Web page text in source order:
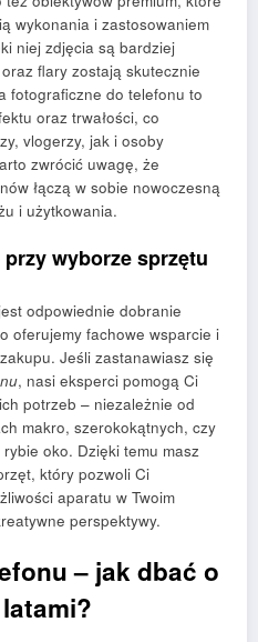
wykonania i zastosowaniem
niej zdjęcia są bardziej
flary zostają skutecznie
fotograficzne do telefonu to
oraz trwałości, co
vlogerzy, jak i osoby
zwrócić uwagę, że
łączą w sobie nowoczesną
i użytkowania.
wyborze sprzętu
odpowiednie dobranie
oferujemy fachowe wsparcie i
Jeśli zastanawiasz się
, nasi eksperci pomogą Ci
potrzeb – niezależnie od
makro, szerokokątnych, czy
oko. Dzięki temu masz
który pozwoli Ci
aparatu w Twoim
perspektywy.
– jak dbać o